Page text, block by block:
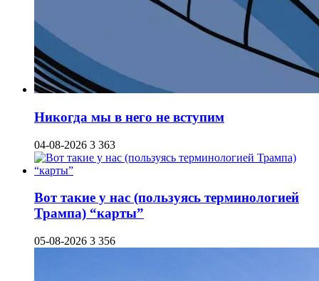
Никогда мы в него не вступим
04-08-2026 3 363
Вот такие у нас (пользуясь терминологией
Трампа) “карты”
05-08-2026 3 356